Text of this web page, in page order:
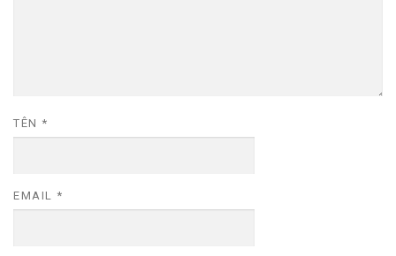
TÊN *
EMAIL *